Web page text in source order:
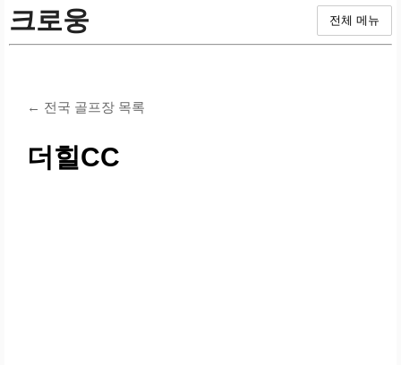
크로웅 전체 메뉴
← 전국 골프장 목록
더힐CC